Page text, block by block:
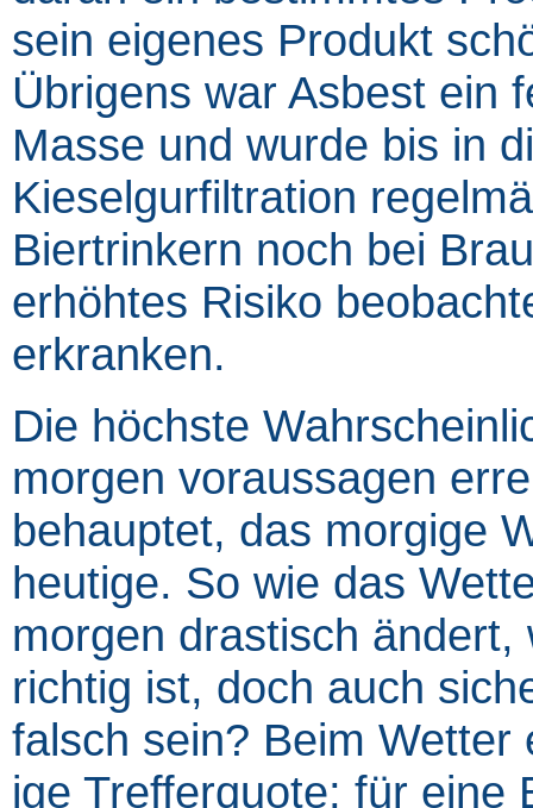
sein eigenes Produkt
Übrigens war Asbest ein
Masse und wurde bis in
Kieselgurfiltration
Biertrinkern noch bei
erhöhtes Risiko
erkranken.
Die höchste
morgen voraussagen
behauptet, das morgige
heutige. So wie das
morgen drastisch ändert,
richtig ist, doch auch
falsch sein? Beim
ige Trefferquote; für eine